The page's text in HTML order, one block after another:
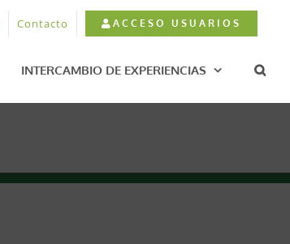
Contacto ACCESO USUARIOS
INTERCAMBIO DE EXPERIENCIAS